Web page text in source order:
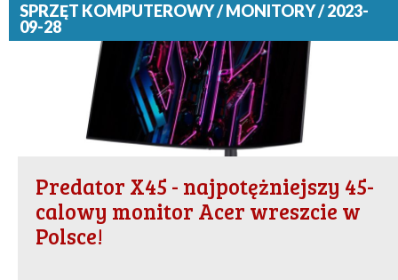
SPRZĘT KOMPUTEROWY / MONITORY / 2023-
09-28
Predator X45 - najpotężniejszy 45-
calowy monitor Acer wreszcie w
Polsce!